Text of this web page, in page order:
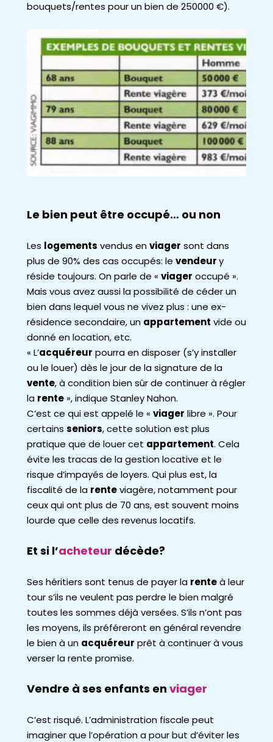
bouquets/rentes pour un bien de 250000 €).
Le bien peut être occupé… ou non
Les logements vendus enviager sont dans
plus de 90% des cas occupés: le vendeury
réside toujours. On parle de « viager occupé ».
Mais vous avez aussi la possibilité de céder un
bien dans lequel vous ne vivez plus : une ex-
résidence secondaire, un appartement vide ou
donné en location, etc.
« L’acquéreur pourra en disposer (s’y installer
ou le louer) dès le jour de la signature de la
vente, à condition bien sûr de continuer à régler
la rente », indique Stanley Nahon.
C’est ce qui est appelé le « viager libre ». Pour
certains seniors, cette solution est plus
pratique que de louer cet appartement. Cela
évite les tracas de la gestion locative et le
risque d’impayés de loyers. Qui plus est, la
fiscalité de la renteviagère, notamment pour
ceux qui ont plus de 70 ans, est souvent moins
lourde que celle des revenus locatifs.
Et si l’acheteur décède?
Ses héritiers sont tenus de payer la renteà leur
tour s’ils ne veulent pas perdre le bien malgré
toutes les sommes déjà versées. S’ils n’ont pas
les moyens, ils préféreront en général revendre
le bien à un acquéreur prêt à continuer à vous
verser la rente promise.
Vendre à ses enfants en viager
C’est risqué. L’administration fiscale peut
imaginer que l’opération a pour but d’éviter les